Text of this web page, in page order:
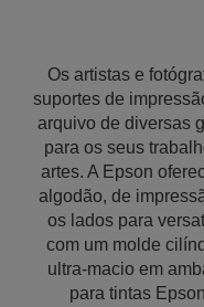
Os artistas e
suportes de
arquivo de diversas
para os seus
artes. A Epson
algodão, de
os lados para
com um molde
ultra-macio em
para tintas